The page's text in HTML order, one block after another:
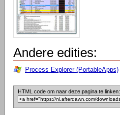
Andere edities:
Process Explorer (PortableApps)
HTML code om naar deze pagina te linken: